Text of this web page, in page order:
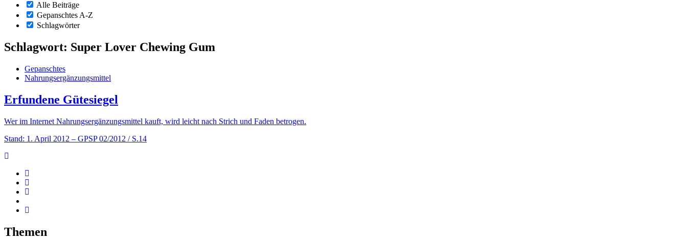
Alle Beiträge
Gepanschtes A-Z
Schlagwörter
Schlagwort: Super Lover Chewing Gum
Gepanschtes
Nahrungsergänzungsmittel
Erfundene Gütesiegel
Wer im Internet Nahrungsergänzungsmittel kauft, wird leicht nach Strich und Faden betrogen.
Stand: 1. April 2012 – GPSP 02/2012 / S.14
Themen